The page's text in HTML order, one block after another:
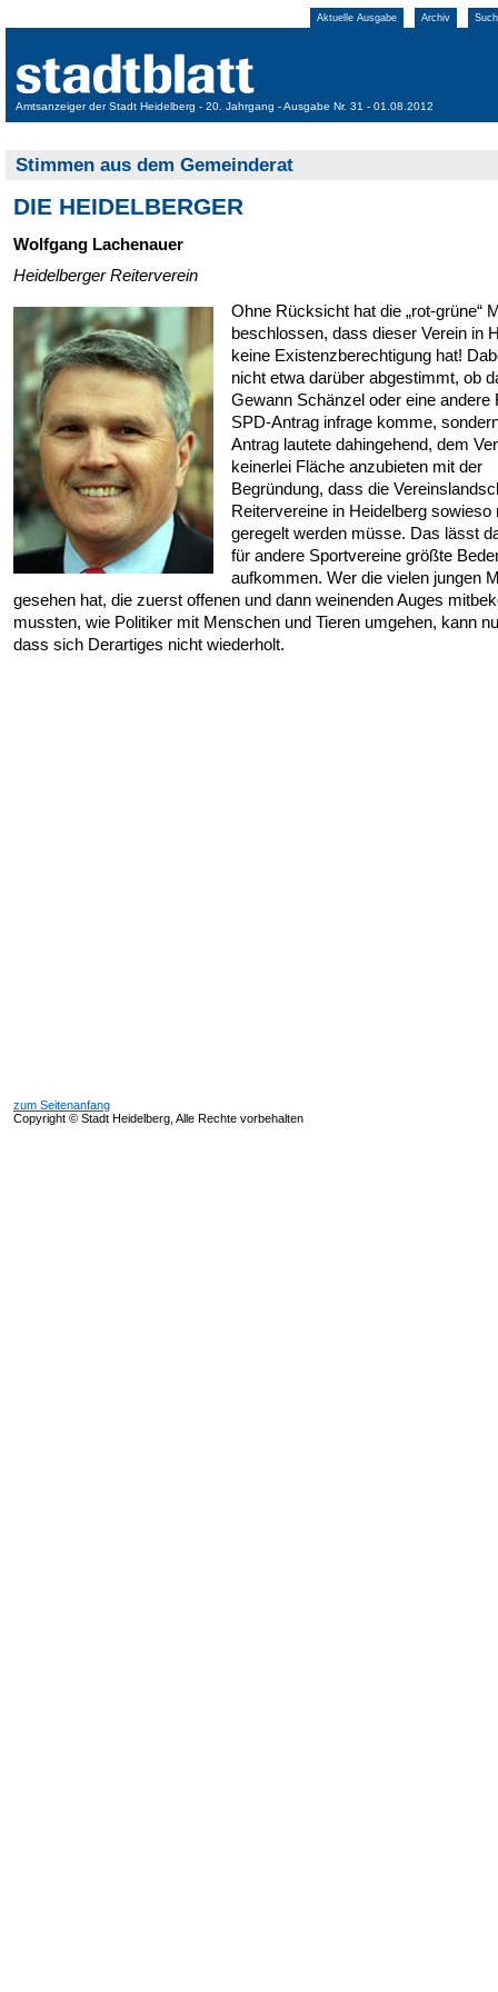
Aktuelle Ausgabe Archiv
Amtsanzeiger der Stadt Heidelberg - 20. Jahrgang - Ausgabe Nr. 31 - 01.08.2012
Stimmen aus dem Gemeinderat
DIE HEIDELBERGER
Wolfgang Lachenauer
Heidelberger Reiterverein
Ohne Rücksicht hat die „rot-grüne“
beschlossen, dass dieser Verein in
keine Existenzberechtigung hat!
nicht etwa darüber abgestimmt, ob
Gewann Schänzel oder eine andere
SPD-Antrag infrage komme,
Antrag lautete dahingehend, dem
keinerlei Fläche anzubieten mit der
Begründung, dass die
Reitervereine in Heidelberg sowieso
geregelt werden müsse. Das lässt
für andere Sportvereine größte
aufkommen. Wer die vielen jungen
gesehen hat, die zuerst offenen und dann weinenden Auges
mussten, wie Politiker mit Menschen und Tieren umgehen, kann
dass sich Derartiges nicht wiederholt.
zum Seitenanfang
Copyright © Stadt Heidelberg, Alle Rechte vorbehalten